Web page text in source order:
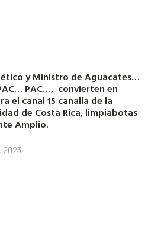
y Ministro de Aguacates…
PAC…, convierten en
el canal 15 canalla de la
de Costa Rica, limpiabotas
Amplio.
2023